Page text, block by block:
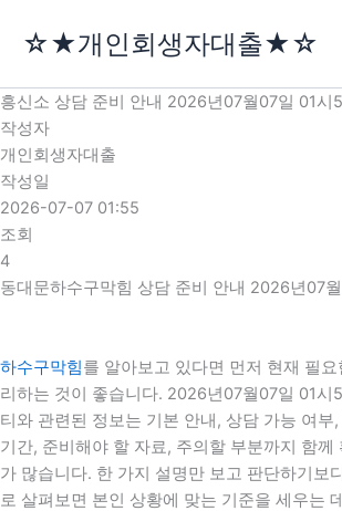
로
건
너
뛰
기
☆★개인회생자대출★☆
흥신소 상담 준비 안내 2026년07월07일 01시
작성자
개인회생자대출
작성일
2026-07-07 01:55
조회
4
동대문하수구막힘 상담 준비 안내 2026년07
하수구막힘를 알아보고 있다면 먼저 현재 필
리하는 것이 좋습니다. 2026년07월07일 01시
티와 관련된 정보는 기본 안내, 상담 가능 여부
기간, 준비해야 할 자료, 주의할 부분까지 함께
가 많습니다. 한 가지 설명만 보고 판단하기보
로 살펴보면 본인 상황에 맞는 기준을 세우는